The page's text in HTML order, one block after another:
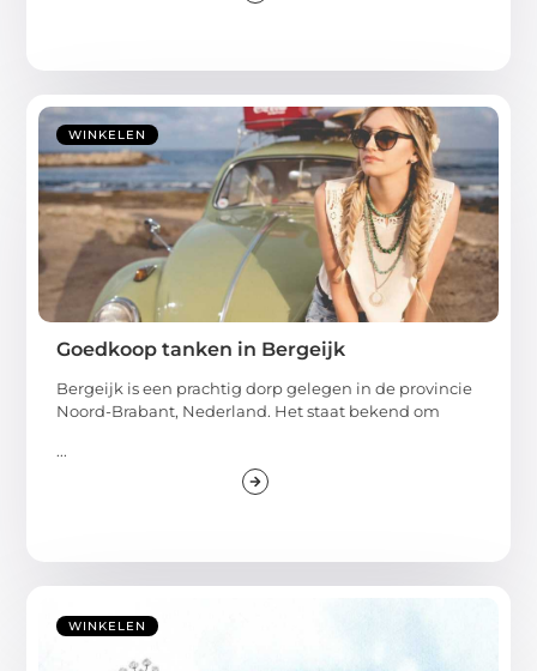
WINKELEN
Goedkoop tanken in Bergeijk
Bergeijk is een prachtig dorp gelegen in de provincie
Noord-Brabant, Nederland. Het staat bekend om
...
WINKELEN